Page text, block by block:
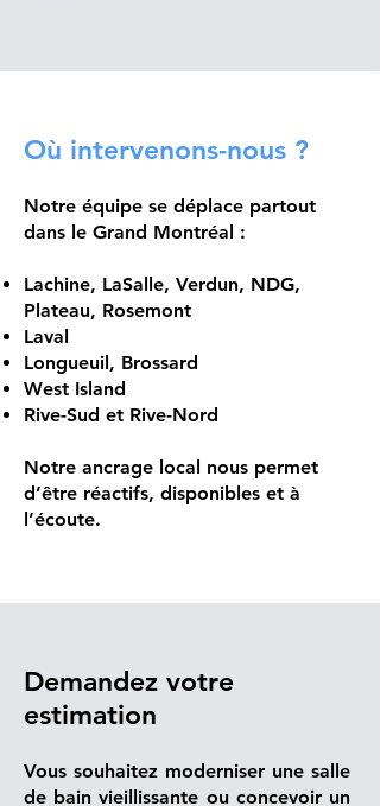
Où intervenons-nous ?
Notre équipe se déplace partout
dans le Grand Montréal :
Lachine, LaSalle, Verdun, NDG,
Plateau, Rosemont
Laval
Longueuil, Brossard
West Island
Rive-Sud et Rive-Nord
Notre ancrage local nous permet
d’être réactifs, disponibles et à
l’écoute.
Demandez votre
estimation
Vous souhaitez moderniser une salle
de bain vieillissante ou concevoir un